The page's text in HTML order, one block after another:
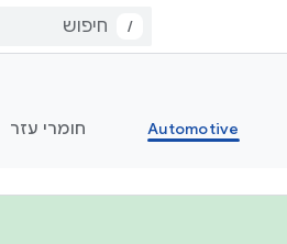
/
Automotive חומרי עזר